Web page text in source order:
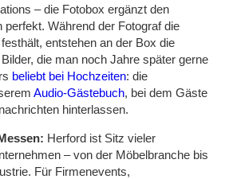
– die Fotobox ergänzt den
perfekt. Während der Fotograf die
entstehen an der Box die
die man noch Jahre später gerne
beliebt bei Hochzeiten: die
Audio-Gästebuch, bei dem Gäste
hinterlassen.
Herford ist Sitz vieler
– von der Möbelbranche bis
Für Firmenevents,